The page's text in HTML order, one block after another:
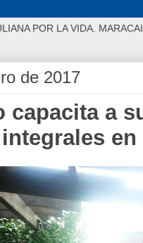
POR LA VIDA.
de 2017
capacita a
en